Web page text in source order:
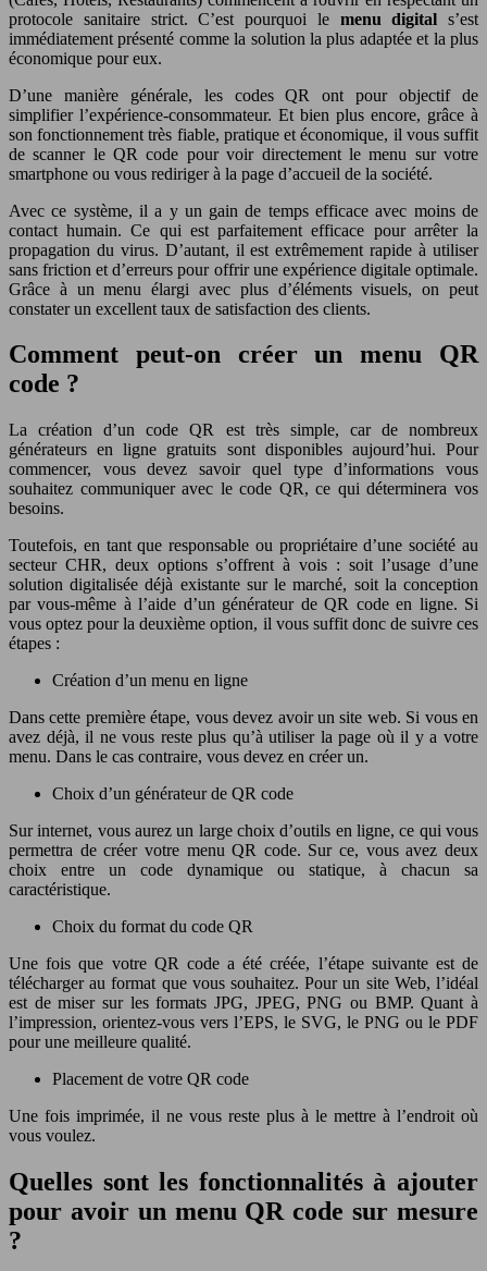
protocole sanitaire strict. C’est pourquoi le menu digital s’est
immédiatement présenté comme la solution la plus adaptée et la plus
économique pour eux.
D’une manière générale, les codes QR ont pour objectif de
simplifier l’expérience-consommateur. Et bien plus encore, grâce à
son fonctionnement très fiable, pratique et économique, il vous suffit
de scanner le QR code pour voir directement le menu sur votre
smartphone ou vous rediriger à la page d’accueil de la société.
Avec ce système, il a y un gain de temps efficace avec moins de
contact humain. Ce qui est parfaitement efficace pour arrêter la
propagation du virus. D’autant, il est extrêmement rapide à utiliser
sans friction et d’erreurs pour offrir une expérience digitale optimale.
Grâce à un menu élargi avec plus d’éléments visuels, on peut
constater un excellent taux de satisfaction des clients.
Comment peut-on créer un menu QR
code ?
La création d’un code QR est très simple, car de nombreux
générateurs en ligne gratuits sont disponibles aujourd’hui. Pour
commencer, vous devez savoir quel type d’informations vous
souhaitez communiquer avec le code QR, ce qui déterminera vos
besoins.
Toutefois, en tant que responsable ou propriétaire d’une société au
secteur CHR, deux options s’offrent à vois : soit l’usage d’une
solution digitalisée déjà existante sur le marché, soit la conception
par vous-même à l’aide d’un générateur de QR code en ligne. Si
vous optez pour la deuxième option, il vous suffit donc de suivre ces
étapes :
Création d’un menu en ligne
Dans cette première étape, vous devez avoir un site web. Si vous en
avez déjà, il ne vous reste plus qu’à utiliser la page où il y a votre
menu. Dans le cas contraire, vous devez en créer un.
Choix d’un générateur de QR code
Sur internet, vous aurez un large choix d’outils en ligne, ce qui vous
permettra de créer votre menu QR code. Sur ce, vous avez deux
choix entre un code dynamique ou statique, à chacun sa
caractéristique.
Choix du format du code QR
Une fois que votre QR code a été créée, l’étape suivante est de
télécharger au format que vous souhaitez. Pour un site Web, l’idéal
est de miser sur les formats JPG, JPEG, PNG ou BMP. Quant à
l’impression, orientez-vous vers l’EPS, le SVG, le PNG ou le PDF
pour une meilleure qualité.
Placement de votre QR code
Une fois imprimée, il ne vous reste plus à le mettre à l’endroit où
vous voulez.
Quelles sont les fonctionnalités à ajouter
pour avoir un menu QR code sur mesure
?